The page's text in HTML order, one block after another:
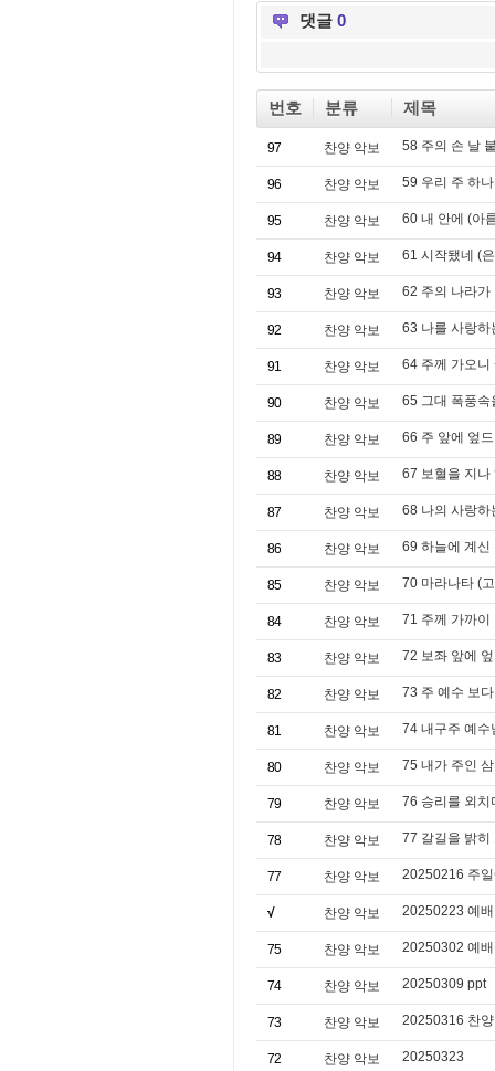
댓글 0
번호 분류 제목
97 찬양 악보 58 주의 손 날
96 찬양 악보 59 우리 주 하
95 찬양 악보 60 내 안에 (아
94 찬양 악보 61 시작됐네 (
93 찬양 악보 62 주의 나라가
92 찬양 악보 63 나를 사랑하
91 찬양 악보 64 주께 가오니
90 찬양 악보 65 그대 폭풍속
89 찬양 악보 66 주 앞에 엎
88 찬양 악보 67 보혈을 지나
87 찬양 악보 68 나의 사랑하
86 찬양 악보 69 하늘에 계신
85 찬양 악보 70 마라나타 (
84 찬양 악보 71 주께 가까이
83 찬양 악보 72 보좌 앞에
82 찬양 악보 73 주 예수 보다
81 찬양 악보 74 내구주 예
80 찬양 악보 75 내가 주인
79 찬양 악보 76 승리를 외치
78 찬양 악보 77 갈길을 밝히
77 찬양 악보 20250216 주
√ 찬양 악보 20250223 예
75 찬양 악보 20250302 예
74 찬양 악보 20250309 ppt
73 찬양 악보 20250316 찬
72 찬양 악보 20250323